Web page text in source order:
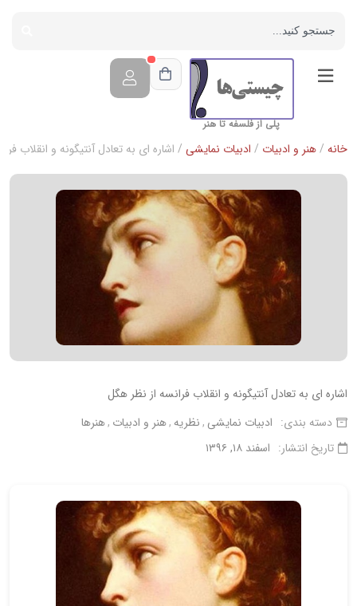
پلی از فلسفه تا هنر
خانه /هنر و ادبیات / ادبیات نمایشی / اشاره ای به تعادل آنتیگونه و انقلاب
اشاره ای به تعادل آنتیگونه و انقلاب فرانسه از نظر هگل
دسته بندی: ادبیات نمایشی نظریه هنر و ادبیات هنرها
تاریخ انتشار: اسفند ۱۸, ۱۳۹۶